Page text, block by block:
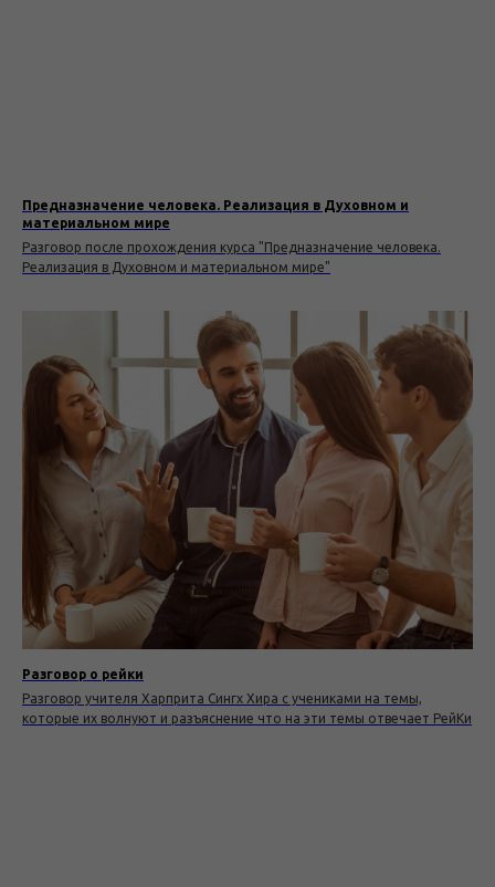
Предназначение человека. Реализация в Духовном и
материальном мире
Разговор после прохождения курса "Предназначение человека.
Реализация в Духовном и материальном мире"
Разговор о рейки
Разговор учителя Харприта Сингх Хира с учениками на темы,
которые их волнуют и разъяснение что на эти темы отвечает РейКи